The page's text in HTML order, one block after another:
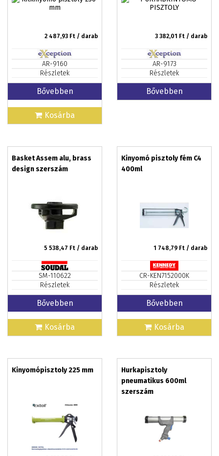
2 487,93 Ft / darab
AR-9160
Részletek
Bővebben
Kosárba
3 382,01 Ft / darab
AR-9173
Részletek
Bővebben
Basket Assem alu, brass
design szerszám
5 538,47 Ft / darab
SM-110622
Részletek
Bővebben
Kosárba
Kinyomó pisztoly fém C4
400ml
1 748,79 Ft / darab
CR-KEN7152000K
Részletek
Bővebben
Kosárba
Kinyomópisztoly 225 mm
Hurkapisztoly
pneumatikus 600ml
szerszám